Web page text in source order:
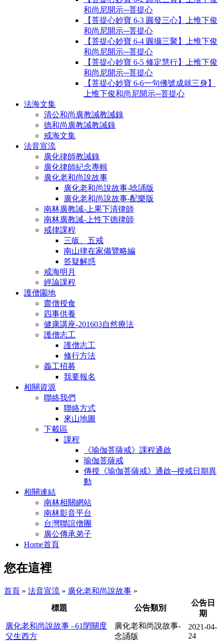
和尚尼開示─菩提心
【菩提心妙寶 6-3 圓發三心】上惟下俊
和尚尼開示─菩提心
【菩提心妙寶 6-4 圓攝三聚】上惟下俊
和尚尼開示─菩提心
【菩提心妙寶 6-5 修定慧行】上惟下俊
和尚尼開示─菩提心
【菩提心妙寶 6-6一句佛號成就三身】
上惟下俊和尚尼開示─菩提心
法海文集
清公和尚廣教誡教誡錄
德和尚廣教誡教誡錄
戒海文集
法音宣流
廣化律師教誡錄
廣化律師紀念專輯
廣化老和尚說故事
廣化老和尚說故事-唸誦版
廣化老和尚說故事-配樂版
南林廣教誡-上果下清律師
南林廣教誡-上性下德律師
戒律課程
三皈、五戒
南山律在家備覽略編
答疑解惑
戒海明月
經論課程
護僧園地
齋僧授食
四事供養
健康講座-201603自然療法
護僧志工
護僧志工
修行方法
義工招募
我要報名
相關資源
聯絡我們
聯絡方式
來山地圖
下載區
課程
《瑜伽菩薩戒》課程通啟
瑜伽菩薩戒
傳授《瑜伽菩薩戒》通啟─授戒日期異
動
相關連結
南林相關網站
南林影音平台
台灣聯誼僧團
廣公傳承弟子
Home首頁
您在這裡
首頁 » 法音宣流 » 廣化老和尚說故事 »
標題
公告類別
公告日
期
廣化老和尚說故事 –61閉關度
父生西方
廣化老和尚說故事-
念誦版
2021-04-
24